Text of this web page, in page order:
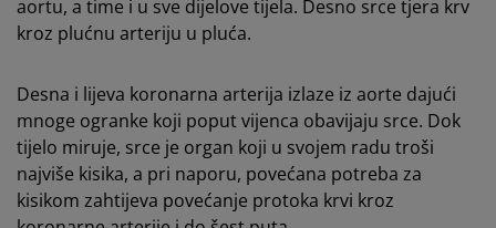
aortu, a time i u sve dijelove tijela. Desno srce tjera krv
kroz plućnu arteriju u pluća.
Desna i lijeva koronarna arterija izlaze iz aorte dajući
mnoge ogranke koji poput vijenca obavijaju srce. Dok
tijelo miruje, srce je organ koji u svojem radu troši
najviše kisika, a pri naporu, povećana potreba za
kisikom zahtijeva povećanje protoka krvi kroz